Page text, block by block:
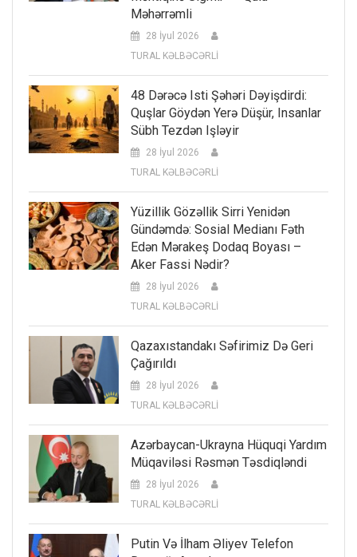
Məhərrəmli
28 İyul 2026
TURAL KƏLBƏCƏRLİ
48 Dərəcə Isti Şəhəri Dəyişdirdi:
Quşlar Göydən Yerə Düşür, Insanlar
Sübh Tezdən Işləyir
28 İyul 2026
TURAL KƏLBƏCƏRLİ
Yüzillik Gözəllik Sirri Yenidən
Gündəmdə: Sosial Medianı Fəth
Edən Mərakeş Dodaq Boyası –
Aker Fassi Nədir?
28 İyul 2026
TURAL KƏLBƏCƏRLİ
Qazaxıstandakı Səfirimiz Də Geri
Çağırıldı
28 İyul 2026
TURAL KƏLBƏCƏRLİ
Azərbaycan-Ukrayna Hüquqi Yardım
Müqaviləsi Rəsmən Təsdiqləndi
28 İyul 2026
TURAL KƏLBƏCƏRLİ
Putin Və İlham Əliyev Telefon